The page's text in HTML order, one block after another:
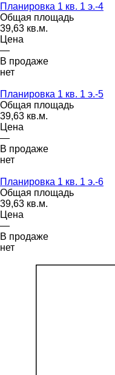
Планировка 1 кв. 1 э.-4
Общая площадь
39,63 кв.м.
Цена
—
В продаже
нет
Планировка 1 кв. 1 э.-5
Общая площадь
39,63 кв.м.
Цена
—
В продаже
нет
Планировка 1 кв. 1 э.-6
Общая площадь
39,63 кв.м.
Цена
—
В продаже
нет